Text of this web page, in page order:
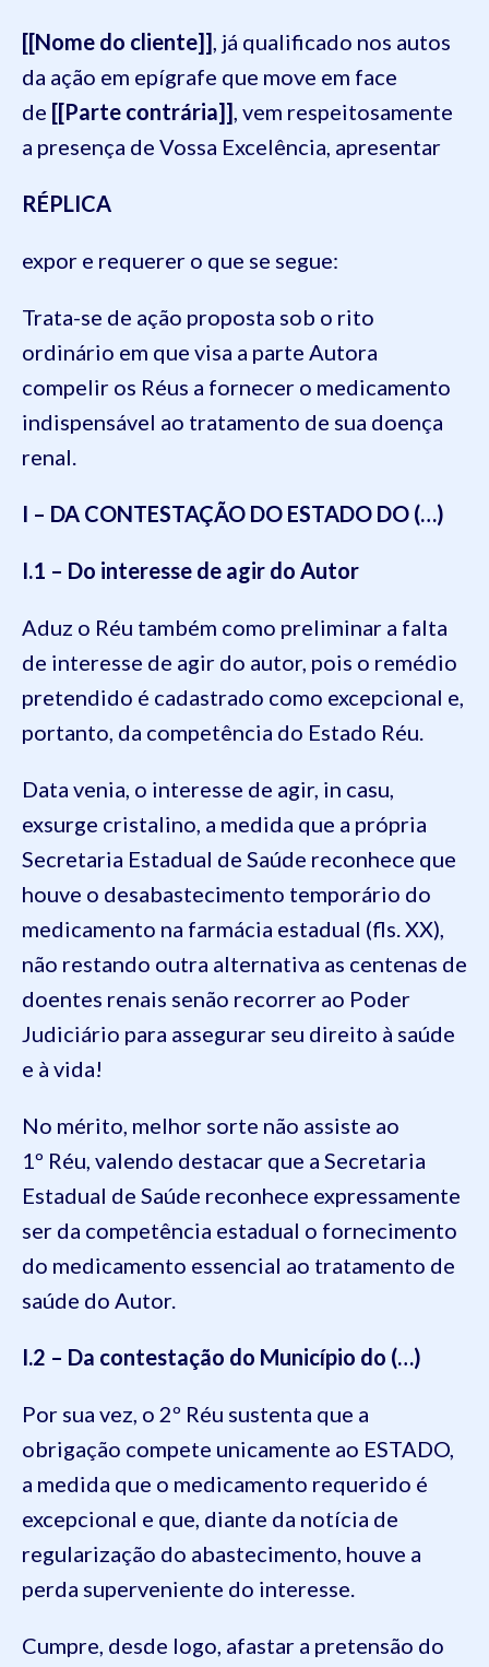
[[Nome do cliente]] , já qualificado nos autos
da ação em epígrafe que move em face
de [[Parte contrária]] , vem respeitosamente
a presença de Vossa Excelência, apresentar
RÉPLICA
expor e requerer o que se segue:
Trata-se de ação proposta sob o rito
ordinário em que visa a parte Autora
compelir os Réus a fornecer o medicamento
indispensável ao tratamento de sua doença
renal.
I – DA CONTESTAÇÃO DO ESTADO DO (…)
I.1 – Do interesse de agir do Autor
Aduz o Réu também como preliminar a falta
de interesse de agir do autor, pois o remédio
pretendido é cadastrado como excepcional e,
portanto, da competência do Estado Réu.
Data venia, o interesse de agir, in casu,
exsurge cristalino, a medida que a própria
Secretaria Estadual de Saúde reconhece que
houve o desabastecimento temporário do
medicamento na farmácia estadual (fls. XX),
não restando outra alternativa as centenas de
doentes renais senão recorrer ao Poder
Judiciário para assegurar seu direito à saúde
e à vida!
No mérito, melhor sorte não assiste ao
1º Réu, valendo destacar que a Secretaria
Estadual de Saúde reconhece expressamente
ser da competência estadual o fornecimento
do medicamento essencial ao tratamento de
saúde do Autor.
I.2 – Da contestação do Município do (…)
Por sua vez, o 2º Réu sustenta que a
obrigação compete unicamente ao ESTADO,
a medida que o medicamento requerido é
excepcional e que, diante da notícia de
regularização do abastecimento, houve a
perda superveniente do interesse.
Cumpre, desde logo, afastar a pretensão do